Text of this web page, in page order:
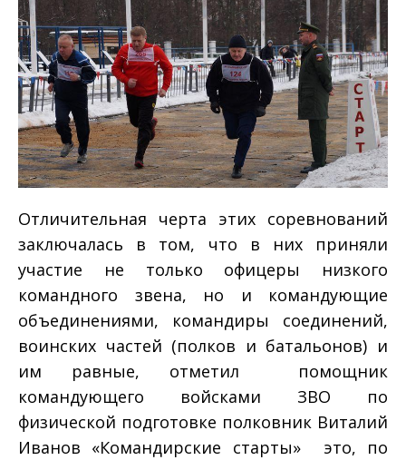
Отличительная черта этих соревнований
заключалась в том, что в них приняли
участие не только офицеры низкого
командного звена, но и командующие
объединениями, командиры соединений,
воинских частей (полков и батальонов) и
им равные, отметил помощник
командующего войсками ЗВО по
физической подготовке полковник Виталий
Иванов «Командирские старты» ­ это, по